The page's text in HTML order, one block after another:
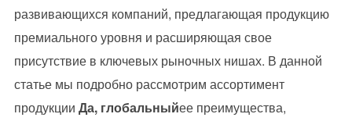
развивающихся компаний, предлагающая продукцию
премиального уровня и расширяющая свое
присутствие в ключевых рыночных нишах. В данной
статье мы подробно рассмотрим ассортимент
продукции Да, глобальныйее преимущества,